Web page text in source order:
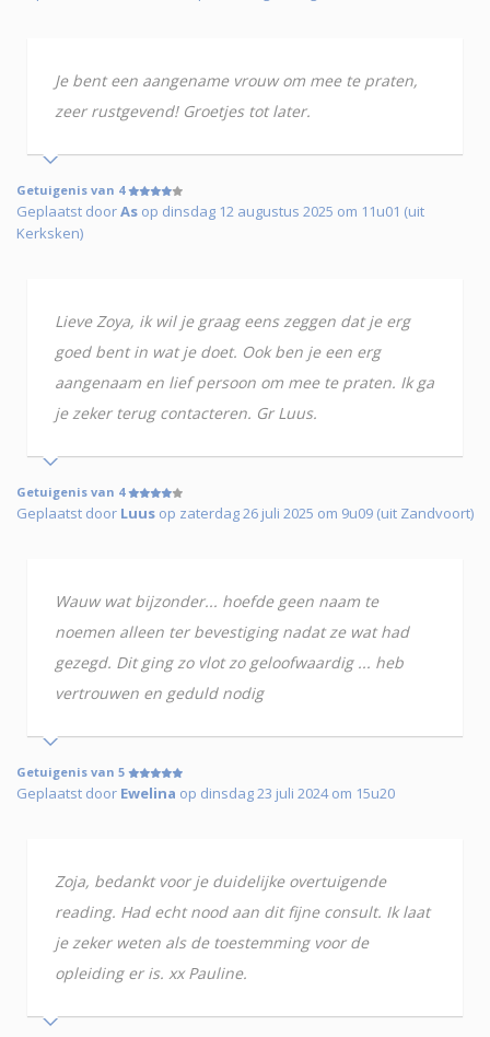
Je bent een aangename vrouw om mee te praten,
zeer rustgevend! Groetjes tot later.
Getuigenis van 4
Geplaatst doorAs op dinsdag 12 augustus 2025 om 11u01 (uit
Kerksken)
Lieve Zoya, ik wil je graag eens zeggen dat je erg
goed bent in wat je doet. Ook ben je een erg
aangenaam en lief persoon om mee te praten. Ik ga
je zeker terug contacteren. Gr Luus.
Getuigenis van 4
Geplaatst door Luus op zaterdag 26 juli 2025 om 9u09 (uit Zandvoort)
Wauw wat bijzonder... hoefde geen naam te
noemen alleen ter bevestiging nadat ze wat had
gezegd. Dit ging zo vlot zo geloofwaardig ... heb
vertrouwen en geduld nodig
Getuigenis van 5
Geplaatst door Ewelina op dinsdag 23 juli 2024 om 15u20
Zoja, bedankt voor je duidelijke overtuigende
reading. Had echt nood aan dit fijne consult. Ik laat
je zeker weten als de toestemming voor de
opleiding er is. xx Pauline.